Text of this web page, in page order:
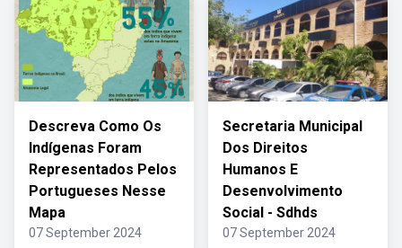
Descreva Como Os
Indígenas Foram
Representados Pelos
Portugueses Nesse
Mapa
07 September 2024
Secretaria Municipal
Dos Direitos
Humanos E
Desenvolvimento
Social - Sdhds
07 September 2024